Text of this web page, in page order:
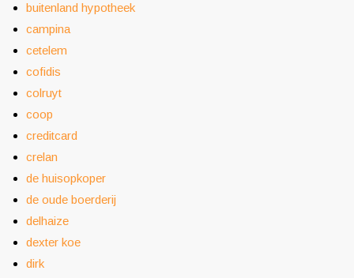
buitenland hypotheek
campina
cetelem
cofidis
colruyt
coop
creditcard
crelan
de huisopkoper
de oude boerderij
delhaize
dexter koe
dirk